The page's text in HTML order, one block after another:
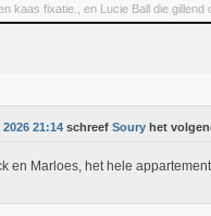
kaas fixatie., en Lucie Ball die
21:14 schreef Soury het
en Marloes, het hele